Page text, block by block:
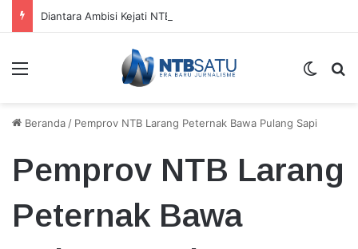
Diantara Ambisi Kejati NTB dan Kepastian Hukum
Menu
Beranda / Pemprov NTB Larang Peternak Bawa Pulang Sapi
Pemprov NTB Larang
Peternak Bawa